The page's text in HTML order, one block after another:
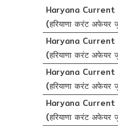
Haryana
(हरियाणा करंट
Haryana
(हरियाणा करंट
Haryana
(हरियाणा करंट
Haryana
(हरियाणा करंट